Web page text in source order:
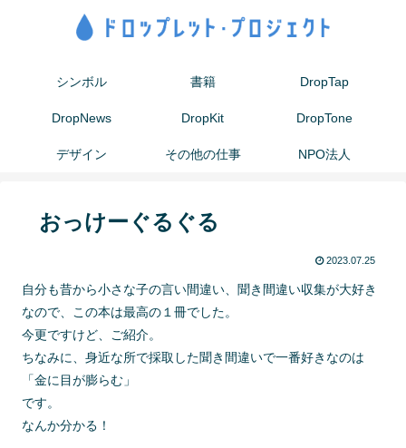
シンボル 書籍 DropTap
DropNews DropKit DropTone
デザイン その他の仕事 NPO法人
おっけーぐるぐる
2023.07.25
自分も昔から小さな子の言い間違い、聞き間違い収集が大好き
なので、この本は最高の１冊でした。
今更ですけど、ご紹介。
ちなみに、身近な所で採取した聞き間違いで一番好きなのは
「金に目が膨らむ」
です。
なんか分かる！